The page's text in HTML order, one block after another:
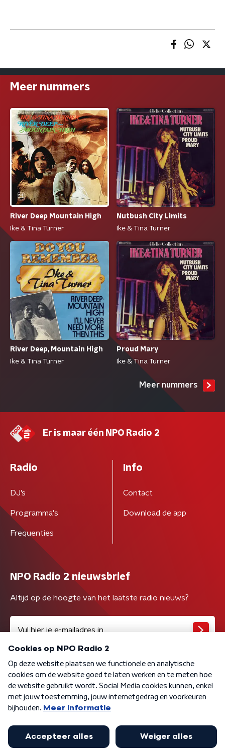
Meer nummers
River Deep Mountain High
Ike & Tina Turner
Nutbush City Limits
Ike & Tina Turner
River Deep, Mountain High
Ike & Tina Turner
Proud Mary
Ike & Tina Turner
Meer nummers
Er is maar één NPO Radio 2
Radio
DJ’s
Programma's
Frequenties
Info
Contact
Download de app
NPO Radio 2 nieuwsbrief
Altijd op de hoogte van het laatste radio nieuws?
Algemene voorwaarden